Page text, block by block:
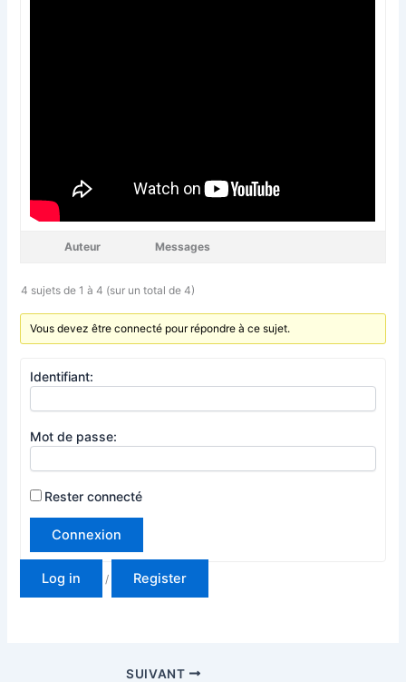
Auteur Messages
4 sujets de 1 à 4 (sur un total de 4)
Vous devez être connecté pour répondre à ce sujet.
Identifiant:
Mot de passe:
Rester connecté
Connexion
Log in / Register
SUIVANT